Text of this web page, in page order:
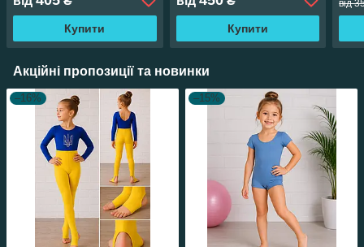
Купити Купити
від
Акційні пропозиції та новинки
–16% –15%